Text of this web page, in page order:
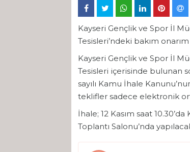
Kayseri Gençlik ve Spor İl
Tesisleri’ndeki bakım
Kayseri Gençlik ve Spor İl
Tesisleri içerisinde bulunan
sayılı Kamu İhale
teklifler sadece elektronik
İhale; 12 Kasım saat
Toplantı Salonu’nda